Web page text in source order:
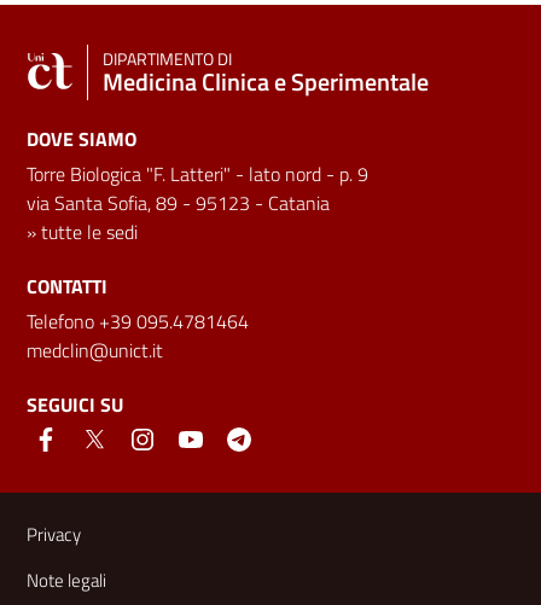
DIPARTIMENTO DI
Medicina Clinica e Sperimentale
DOVE SIAMO
Torre Biologica "F. Latteri" - lato nord - p. 9
via Santa Sofia, 89 - 95123 - Catania
»tutte le sedi
CONTATTI
Telefono +39 095.4781464
medclin@unict.it
SEGUICI SU
Link e informazioni utili
Privacy
Note legali